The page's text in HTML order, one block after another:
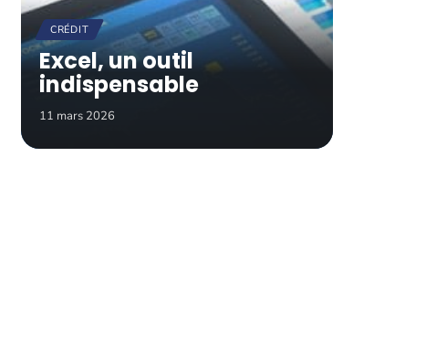
CRÉDIT
Excel, un outil
indispensable
11 mars 2026